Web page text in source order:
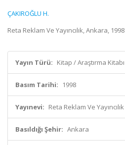
ÇAKIROĞLU H.
Reta Reklam Ve Yayıncılık, Ankara, 1998
Yayın Türü: Kitap / Araştırma Kitabı
Basım Tarihi: 1998
Yayınevi: Reta Reklam Ve Yayıncılık
Basıldığı Şehir: Ankara